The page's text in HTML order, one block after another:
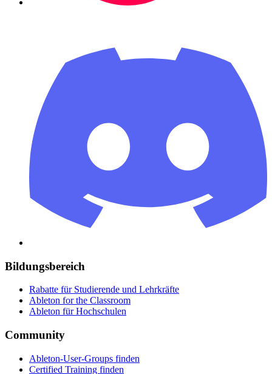
Bildungsbereich
Rabatte für Studierende und Lehrkräfte
Ableton for the Classroom
Ableton für Hochschulen
Community
Ableton-User-Groups finden
Certified Training finden